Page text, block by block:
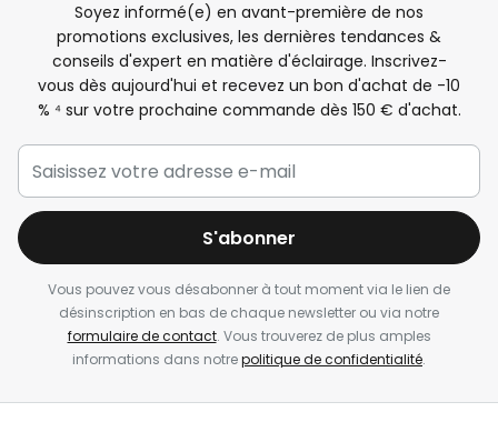
Soyez informé(e) en avant-première de nos
promotions exclusives, les dernières tendances &
conseils d'expert en matière d'éclairage. Inscrivez-
vous dès aujourd'hui et recevez un bon d'achat de -10
% ⁴ sur votre prochaine commande dès 150 € d'achat.
S'abonner
Vous pouvez vous désabonner à tout moment via le lien de
désinscription en bas de chaque newsletter ou via notre
formulaire de contact. Vous trouverez de plus amples
informations dans notrepolitique de confidentialité.